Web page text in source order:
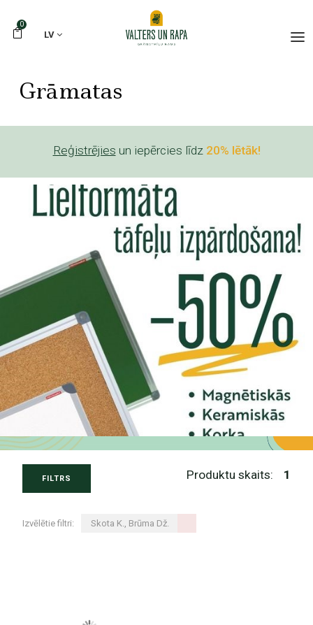
0
LV
Grāmatas
Reģistrējies un iepērcies līdz 20% lētāk!
FILTRS Produktu skaits: 1
Izvēlētie filtri: Skota K., Brūma Dž.